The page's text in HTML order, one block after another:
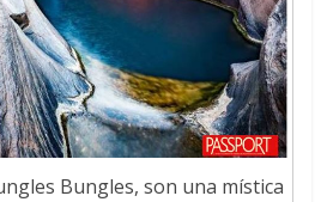
Bungles, son una mística